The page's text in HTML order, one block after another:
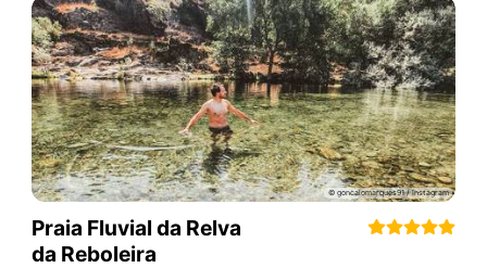
Praia Fluvial da Relva
da Reboleira